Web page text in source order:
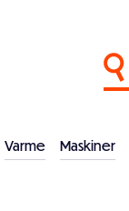
Varme Maskiner